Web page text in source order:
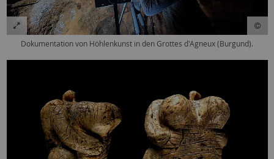
Dokumentation von Höhlenkunst in den Grottes d'Agneux (Burgund).